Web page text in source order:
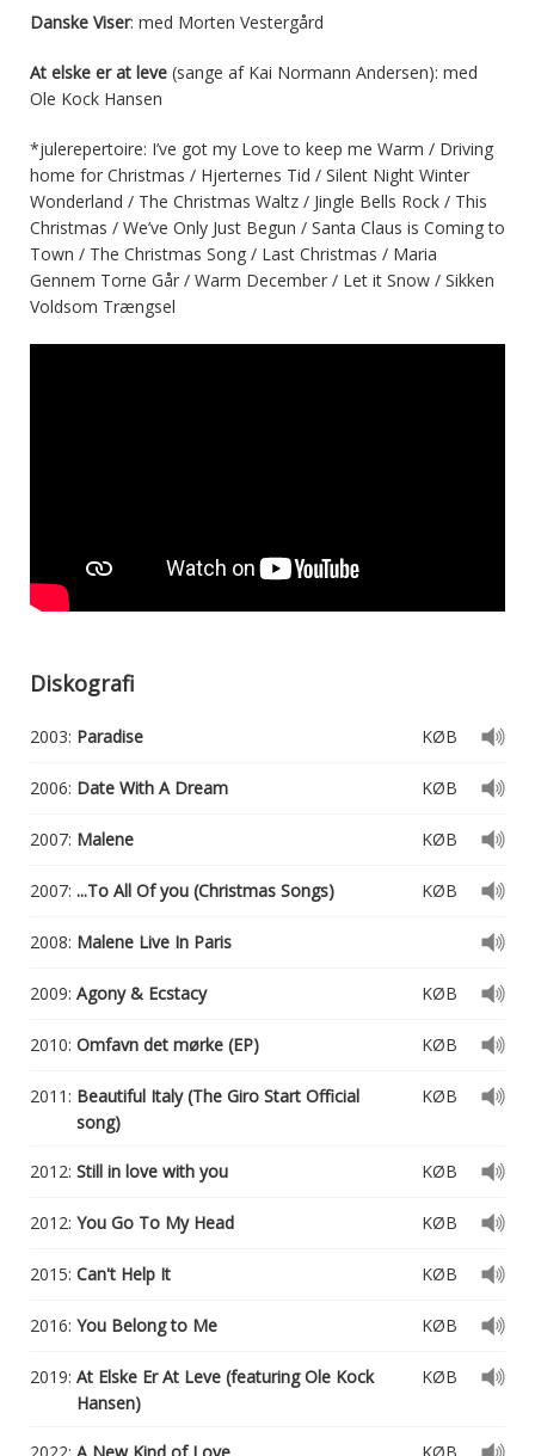
Danske Viser: med Morten Vestergård
At elske er at leve (sange af Kai Normann Andersen): med
Ole Kock Hansen
*julerepertoire: I’ve got my Love to keep me Warm / Driving
home for Christmas / Hjerternes Tid / Silent Night Winter
Wonderland / The Christmas Waltz / Jingle Bells Rock / This
Christmas / We’ve Only Just Begun / Santa Claus is Coming to
Town / The Christmas Song / Last Christmas / Maria
Gennem Torne Går / Warm December / Let it Snow / Sikken
Voldsom Trængsel
Diskografi
2003: Paradise KØB
2006: Date With A Dream KØB
2007: Malene KØB
2007: ...To All Of you (Christmas Songs) KØB
2008: Malene Live In Paris
2009: Agony & Ecstacy KØB
2010: Omfavn det mørke (EP) KØB
2011: Beautiful Italy (The Giro Start Official
song)
KØB
2012: Still in love with you KØB
2012: You Go To My Head KØB
2015: Can't Help It KØB
2016: You Belong to Me KØB
2019: At Elske Er At Leve (featuring Ole Kock
Hansen)
KØB
2022: A New Kind of Love KØB